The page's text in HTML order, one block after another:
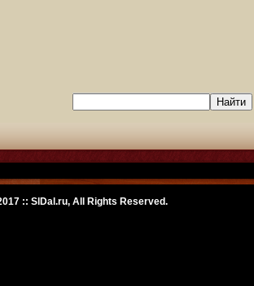
:: SlDal.ru, All Rights Reserved.